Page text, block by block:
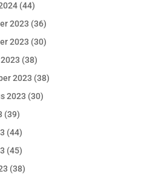
(44)
2023 (36)
2023 (30)
(38)
2023 (38)
2023 (30)
(39)
(44)
(45)
(38)